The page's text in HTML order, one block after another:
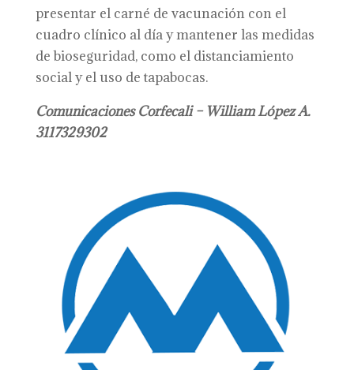
presentar el carné de vacunación con el
cuadro clínico al día y mantener las medidas
de bioseguridad, como el distanciamiento
social y el uso de tapabocas.
Comunicaciones Corfecali – William López A.
3117329302